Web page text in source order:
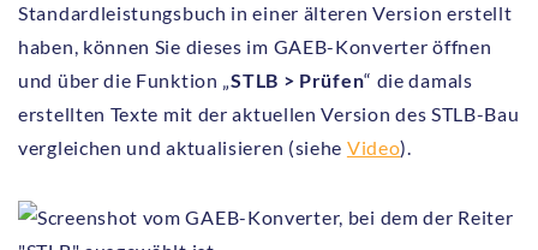
Standardleistungsbuch in einer älteren Version erstellt
haben, können Sie dieses im GAEB-Konverter öffnen
und über die Funktion „STLB > Prüfen“ die damals
erstellten Texte mit der aktuellen Version des STLB-Bau
vergleichen und aktualisieren (siehe Video).